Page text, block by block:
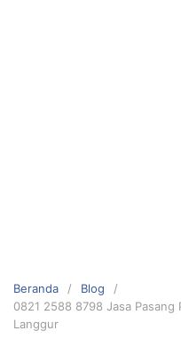
Beranda
Blog
0821 2588 8798 Jasa Pasang
Langgur